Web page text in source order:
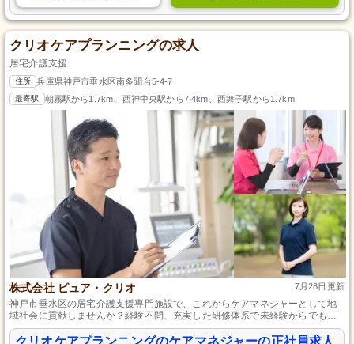
クリオケアプランニングの求人
居宅介護支援
住所 兵庫県神戸市垂水区南多聞台5-4-7
最寄駅 朝霧駅から1.7km、西神中央駅から7.4km、西舞子駅から1.7km
株式会社 ピュア・クリオ 7月28日更新
神戸市垂水区の居宅介護支援専門施設で、これからケアマネジャーとして地
域社会に貢献しませんか？経験不問、充実した研修体系で未経験からでも安
心してスタートできます。地元密着で、利用者様やその家族の精神的なサポ
ートにも注力し、長期キャリア形成が望める環境です。
クリオケアプランニングのケアマネジャーの正社員求人